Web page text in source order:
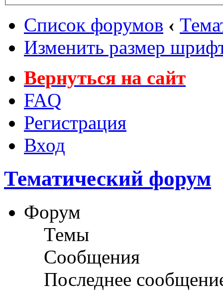
Список форумов ‹
Изменить размер
Вернуться на сайт
FAQ
Регистрация
Вход
Тематический форум
Форум
Темы
Сообщения
Последнее